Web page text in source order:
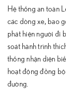
Hệ thống an toàn
các dòng xe, bao
phát hiện người đi
soát hành trình
thống nhận diện
hoạt động đồng
đường.